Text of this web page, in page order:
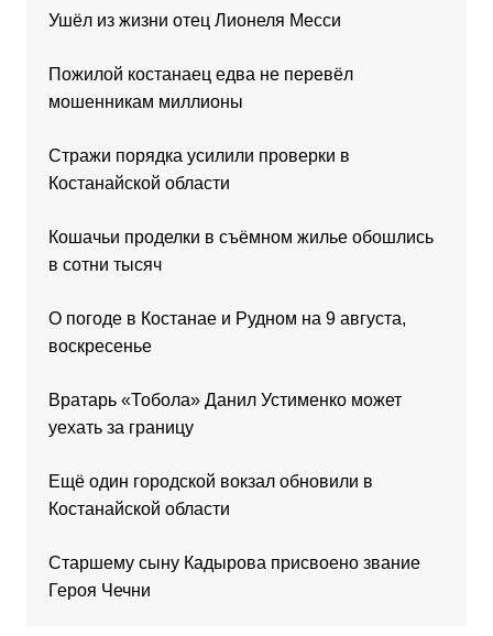
Ушёл из жизни отец Лионеля Месси
Пожилой костанаец едва не перевёл
мошенникам миллионы
Стражи порядка усилили проверки в
Костанайской области
Кошачьи проделки в съёмном жилье обошлись
в сотни тысяч
О погоде в Костанае и Рудном на 9 августа,
воскресенье
Вратарь «Тобола» Данил Устименко может
уехать за границу
Ещё один городской вокзал обновили в
Костанайской области
Старшему сыну Кадырова присвоено звание
Героя Чечни